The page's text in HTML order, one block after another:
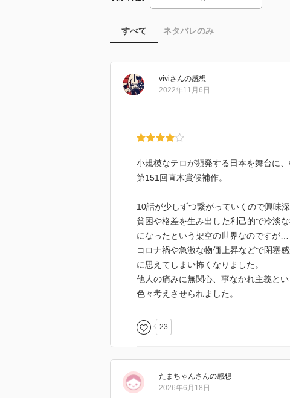
すべて ネタバレのみ
viviさんの感想
2022年11月6日
小規模なテロが頻発する日本を舞台に
第151回直木賞候補作。
10話が少しずつ繋がっていくので興味
貧困や格差を生み出した利己的で冷淡
になったという架空の世界なのですが…
コロナ禍や急激な物価上昇などで閉塞
に思えてしまい怖くなりました。
他人の痛みに無関心、事なかれ主義とい
色々考えさせられました。
23
たまちゃんさんの感想
2026年6月18日